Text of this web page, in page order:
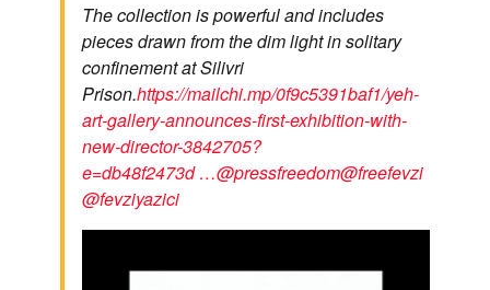
The collection is powerful and includes
pieces drawn from the dim light in solitary
confinement at Silivri
Prison.https://mailchi.mp/0f9c5391baf1/yeh-
art-gallery-announces-first-exhibition-with-
new-director-3842705?
e=db48f2473d…@pressfreedom@freefevzi
@fevziyazici